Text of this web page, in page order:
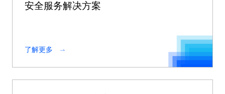
安全服务解决方案
了解更多